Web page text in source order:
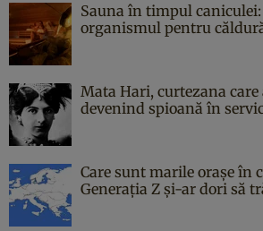
Sauna în timpul
organismul pentru
Mata Hari, curtezana
devenind spioană în
Care sunt marile orașe în
Generația Z și-ar dori să